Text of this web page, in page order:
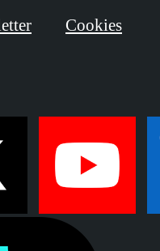
Cookies